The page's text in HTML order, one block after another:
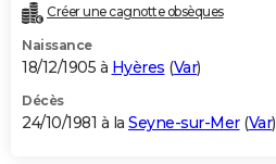
Créer une cagnotte obsèques
Naissance
18/12/1905 à Hyères (Var)
Décès
24/10/1981 à la Seyne-sur-Mer(Var)